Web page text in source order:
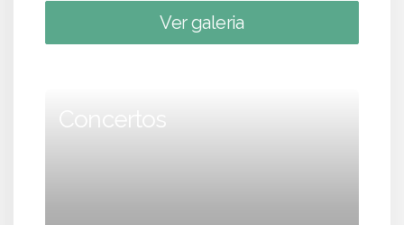
Ver galeria
Concertos